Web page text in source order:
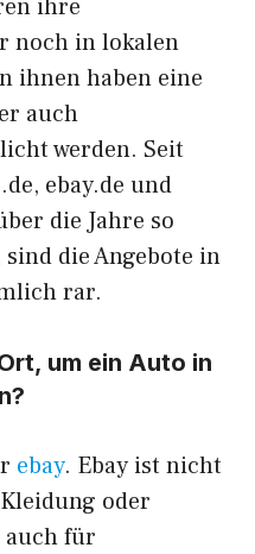
ihre
noch in lokalen
ihnen haben eine
auch
werden. Seit
ebay.de und
die Jahre so
die Angebote in
rar.
um ein Auto in
ebay. Ebay ist nicht
oder
auch für